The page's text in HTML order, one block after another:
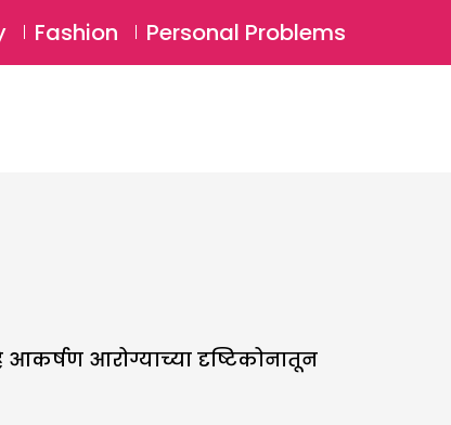
Login ⚲
Fashion Personal Problems
आरोग्याच्या दृष्टिकोनातून